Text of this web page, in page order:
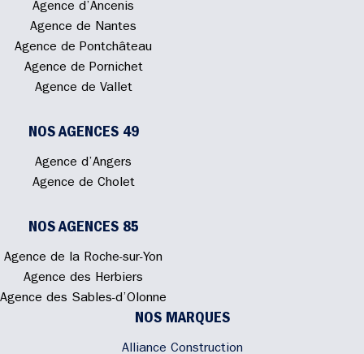
Agence d’Ancenis
Agence de Nantes
Agence de Pontchâteau
Agence de Pornichet
Agence de Vallet
NOS AGENCES 49
Agence d’Angers
Agence de Cholet
NOS AGENCES 85
Agence de la Roche-sur-Yon
Agence des Herbiers
Agence des Sables-d’Olonne
NOS MARQUES
Alliance Construction